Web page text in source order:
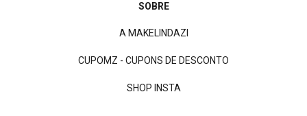
SOBRE
A MAKELINDAZI
CUPOMZ - CUPONS DE DESCONTO
SHOP INSTA